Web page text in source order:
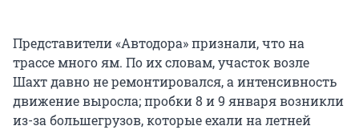
Представители «Автодора» признали, что на
трассе много ям. По их словам, участок возле
Шахт давно не ремонтировался, а интенсивность
движение выросла; пробки 8 и 9 января возникли
из-за большегрузов, которые ехали на летней